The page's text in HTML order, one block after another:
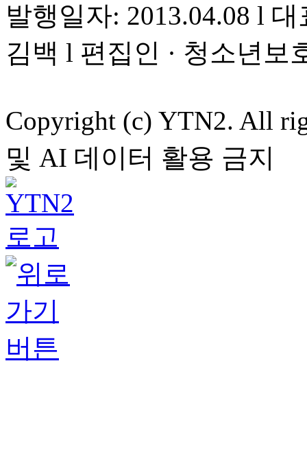
발행일자: 2013.04.08 l
김백 l 편집인 · 청소년보
Copyright (c) YTN2. All
및 AI 데이터 활용 금지